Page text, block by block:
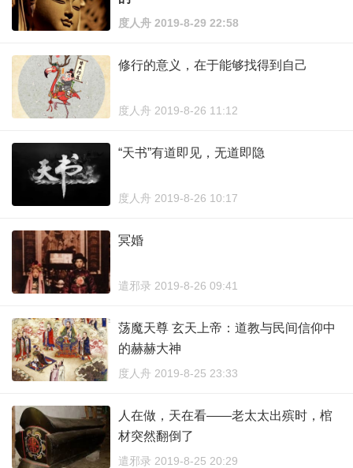
度人舟 2019-8-29 22:58
修行的意义，在于能够找得到自己
度人舟 2019-8-26 11:12
“天书”有道即见，无道即隐
度人舟 2019-8-26 10:17
冥婚
遣邪录 2019-8-26 09:41
荡魔天尊 玄天上帝：道教与民间信仰中
的赫赫大神
度人舟 2019-8-25 23:33
人在做，天在看——老太太出殡时，棺
材突然翻倒了
遣邪录 2019-8-25 20:29